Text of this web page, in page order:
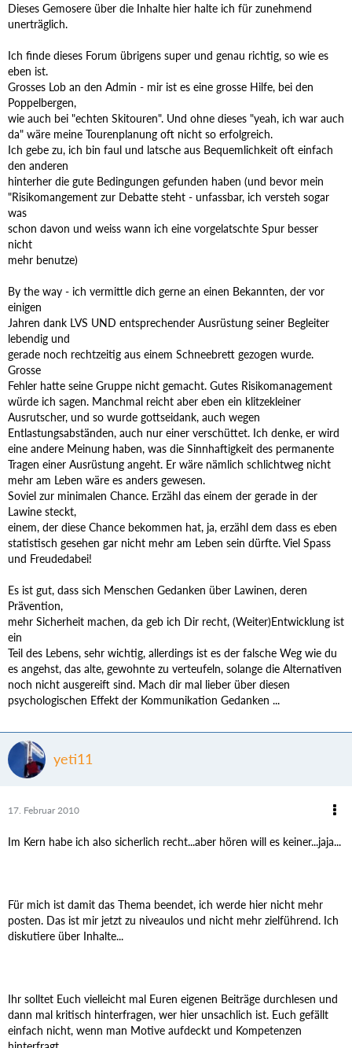
Dieses Gemosere über die Inhalte hier halte ich für zunehmend
unerträglich.
Ich finde dieses Forum übrigens super und genau richtig, so wie es
eben ist.
Grosses Lob an den Admin - mir ist es eine grosse Hilfe, bei den
Poppelbergen,
wie auch bei "echten Skitouren". Und ohne dieses "yeah, ich war auch
da" wäre meine Tourenplanung oft nicht so erfolgreich.
Ich gebe zu, ich bin faul und latsche aus Bequemlichkeit oft einfach
den anderen
hinterher die gute Bedingungen gefunden haben (und bevor mein
"Risikomangement zur Debatte steht - unfassbar, ich versteh sogar
was
schon davon und weiss wann ich eine vorgelatschte Spur besser
nicht
mehr benutze)
By the way - ich vermittle dich gerne an einen Bekannten, der vor
einigen
Jahren dank LVS UND entsprechender Ausrüstung seiner Begleiter
lebendig und
gerade noch rechtzeitig aus einem Schneebrett gezogen wurde.
Grosse
Fehler hatte seine Gruppe nicht gemacht. Gutes Risikomanagement
würde ich sagen. Manchmal reicht aber eben ein klitzekleiner
Ausrutscher, und so wurde gottseidank, auch wegen
Entlastungsabständen, auch nur einer verschüttet. Ich denke, er wird
eine andere Meinung haben, was die Sinnhaftigkeit des permanente
Tragen einer Ausrüstung angeht. Er wäre nämlich schlichtweg nicht
mehr am Leben wäre es anders gewesen.
Soviel zur minimalen Chance. Erzähl das einem der gerade in der
Lawine steckt,
einem, der diese Chance bekommen hat, ja, erzähl dem dass es eben
statistisch gesehen gar nicht mehr am Leben sein dürfte. Viel Spass
und Freudedabei!
Es ist gut, dass sich Menschen Gedanken über Lawinen, deren
Prävention,
mehr Sicherheit machen, da geb ich Dir recht, (Weiter)Entwicklung ist
ein
Teil des Lebens, sehr wichtig, allerdings ist es der falsche Weg wie du
es angehst, das alte, gewohnte zu verteufeln, solange die Alternativen
noch nicht ausgereift sind. Mach dir mal lieber über diesen
psychologischen Effekt der Kommunikation Gedanken ...
yeti11
17. Februar 2010
Im Kern habe ich also sicherlich recht...aber hören will es keiner...jaja...
Für mich ist damit das Thema beendet, ich werde hier nicht mehr
posten. Das ist mir jetzt zu niveaulos und nicht mehr zielführend. Ich
diskutiere über Inhalte...
Ihr solltet Euch vielleicht mal Euren eigenen Beiträge durchlesen und
dann mal kritisch hinterfragen, wer hier unsachlich ist. Euch gefällt
einfach nicht, wenn man Motive aufdeckt und Kompetenzen